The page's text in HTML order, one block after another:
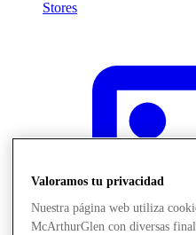
Stores
Valoramos tu privacidad
Nuestra página web utiliza
McArthurGlen con diversas